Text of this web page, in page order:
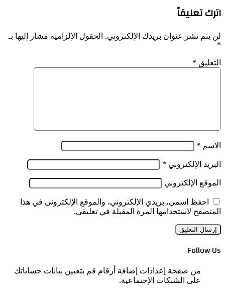
اترك تعليقاً
لن يتم نشر عنوان بريدك الإلكتروني. الحقول الإلزامية مشار إليها بـ
*
التعليق *
الاسم *
البريد الإلكتروني *
الموقع الإلكتروني
احفظ اسمي، بريدي الإلكتروني، والموقع الإلكتروني في هذا
المتصفح لاستخدامها المرة المقبلة في تعليقي.
Follow Us
من صفحة إعدادات إضافة أرقام قم بتعيين بيانات حساباتك
على الشبكات الإجتماعية.